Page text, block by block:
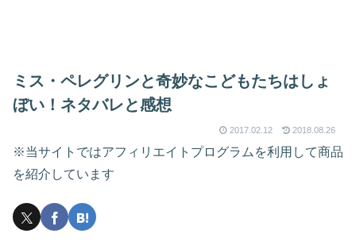
ミス・ペレグリンと奇妙なこどもたちはしょ
ぼい！ネタバレと感想
2017.02.12 2018.08.26
※当サイトではアフィリエイトプログラムを利用して商品
を紹介しています